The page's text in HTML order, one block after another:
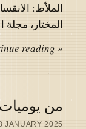
الملاّط:
المختار، مجلة الامن
reading »
من
JANUARY 2025